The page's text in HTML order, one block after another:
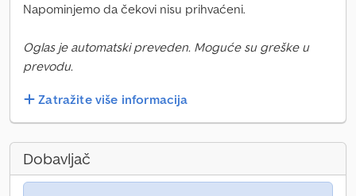
Napominjemo da čekovi nisu prihvaćeni.
Oglas je automatski preveden. Moguće su greške u
prevodu.
Zatražite više informacija
Dobavljač